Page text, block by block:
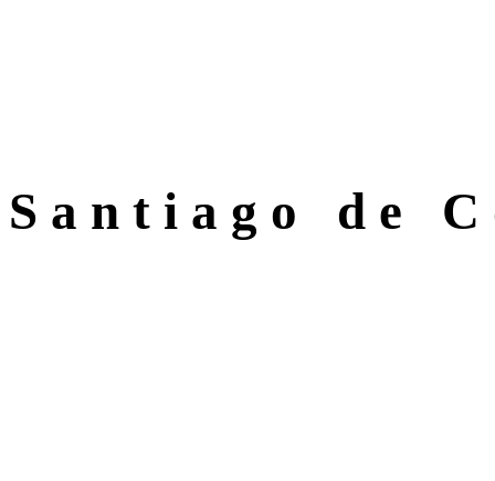
S a n t i a g o d e C